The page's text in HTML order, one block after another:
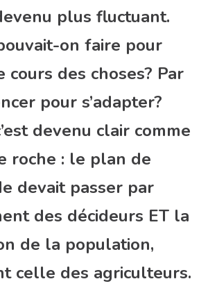
plus fluctuant.
on faire pour
cours des choses? Par
pour s’adapter?
devenu clair comme
roche : le plan de
devait passer par
des décideurs ET la
de la population,
celle des agriculteurs.